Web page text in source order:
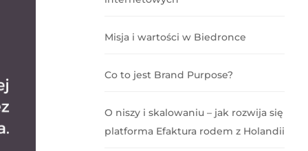
Misja i wartości w Biedronce
Co to jest Brand Purpose?
O niszy i skalowaniu – jak rozwija się
platforma Efaktura rodem z Holandii